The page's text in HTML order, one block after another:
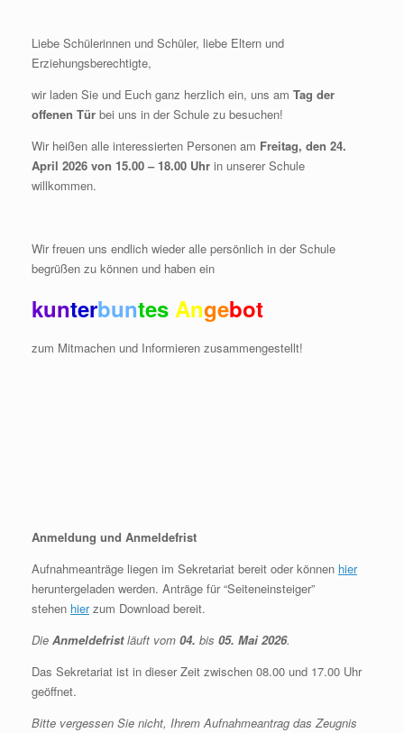
Liebe Schülerinnen und Schüler, liebe Eltern und
Erziehungsberechtigte,
wir laden Sie und Euch ganz herzlich ein, uns am Tag der
offenen Tür bei uns in der Schule zu besuchen!
Wir heißen alle interessierten Personen am Freitag, den 24.
April 2026 von 15.00 – 18.00 Uhr in unserer Schule
willkommen.
Wir freuen uns endlich wieder alle persönlich in der Schule
begrüßen zu können und haben ein
kunterbuntes Angebot
zum Mitmachen und Informieren zusammengestellt!
Anmeldung und Anmeldefrist
Aufnahmeanträge liegen im Sekretariat bereit oder können hier
heruntergeladen werden. Anträge für “Seiteneinsteiger”
stehen hierzum Download bereit.
Die Anmeldefristläuft vom 04. bis 05. Mai 2026.
Das Sekretariat ist in dieser Zeit zwischen 08.00 und 17.00 Uhr
geöffnet.
Bitte vergessen Sie nicht, Ihrem Aufnahmeantrag das Zeugnis